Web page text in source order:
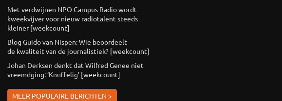
Met verdwijnen NPO Campus Radio wordt
kweekvijver voor nieuw radiotalent steeds
kleiner [weekcount]
Blog Guido van Nispen: Wie beoordeelt
de kwaliteit van de journalistiek? [weekcount]
Johan Derksen denkt dat Wilfred Genee niet
vreemdging: ‘Knuffelig’ [weekcount]
MEER POPULAIRE BERICHTEN >